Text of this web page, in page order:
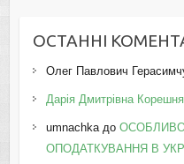
ОСТАННІ
Олег Павлович
Дарія Дмитрівна
umnachkaдо
ОПОДАТКУВАННЯ В